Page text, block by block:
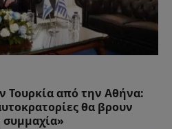
Τουρκία από την Αθήνα:
θα βρουν
συμμαχία»